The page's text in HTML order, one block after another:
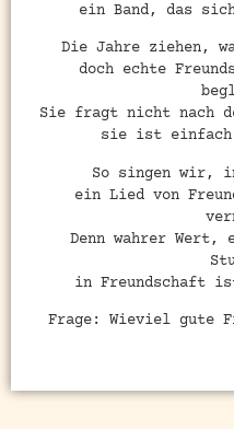
ein Band, das
Die Jahre ziehen,
doch echte
Sie fragt nicht nach
sie ist einfach
So singen wir,
ein Lied von
Denn wahrer
in Freundschaft
Frage: Wieviel gute